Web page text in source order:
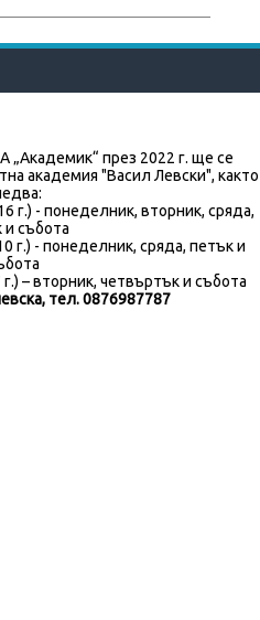
„Академик“ през 2022 г. ще се
академия "Васил Левски", както
г.) - понеделник, вторник, сряда,
и събота
г.) - понеделник, сряда, петък и
– вторник, четвъртък и събота
тел. 0876987787